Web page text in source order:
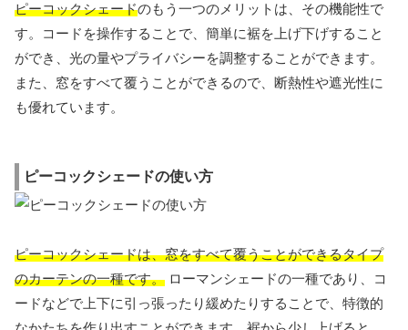
ピーコックシェードのもう一つのメリットは、その機能性で
す。コードを操作することで、簡単に裾を上げ下げすること
ができ、光の量やプライバシーを調整することができます。
また、窓をすべて覆うことができるので、断熱性や遮光性に
も優れています。
ピーコックシェードの使い方
ピーコックシェードは、窓をすべて覆うことができるタイプ
のカーテンの一種です。 ローマンシェードの一種であり、コ
ードなどで上下に引っ張ったり緩めたりすることで、特徴的